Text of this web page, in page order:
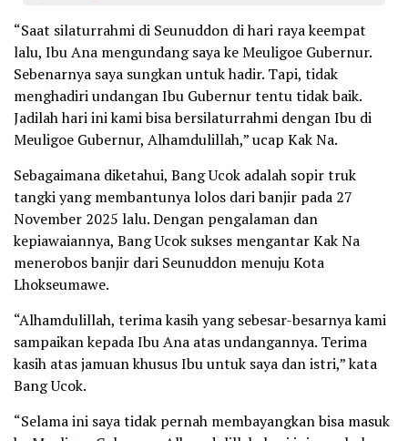
“Saat silaturrahmi di Seunuddon di hari raya keempat
lalu, Ibu Ana mengundang saya ke Meuligoe Gubernur.
Sebenarnya saya sungkan untuk hadir. Tapi, tidak
menghadiri undangan Ibu Gubernur tentu tidak baik.
Jadilah hari ini kami bisa bersilaturrahmi dengan Ibu di
Meuligoe Gubernur, Alhamdulillah,” ucap Kak Na.
Sebagaimana diketahui, Bang Ucok adalah sopir truk
tangki yang membantunya lolos dari banjir pada 27
November 2025 lalu. Dengan pengalaman dan
kepiawaiannya, Bang Ucok sukses mengantar Kak Na
menerobos banjir dari Seunuddon menuju Kota
Lhokseumawe.
“Alhamdulillah, terima kasih yang sebesar-besarnya kami
sampaikan kepada Ibu Ana atas undangannya. Terima
kasih atas jamuan khusus Ibu untuk saya dan istri,” kata
Bang Ucok.
“Selama ini saya tidak pernah membayangkan bisa masuk